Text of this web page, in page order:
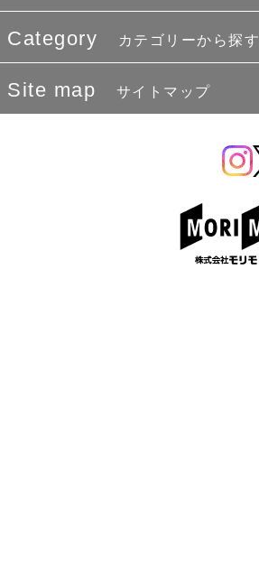
Category カテゴリーから探す
Site map サイトマップ